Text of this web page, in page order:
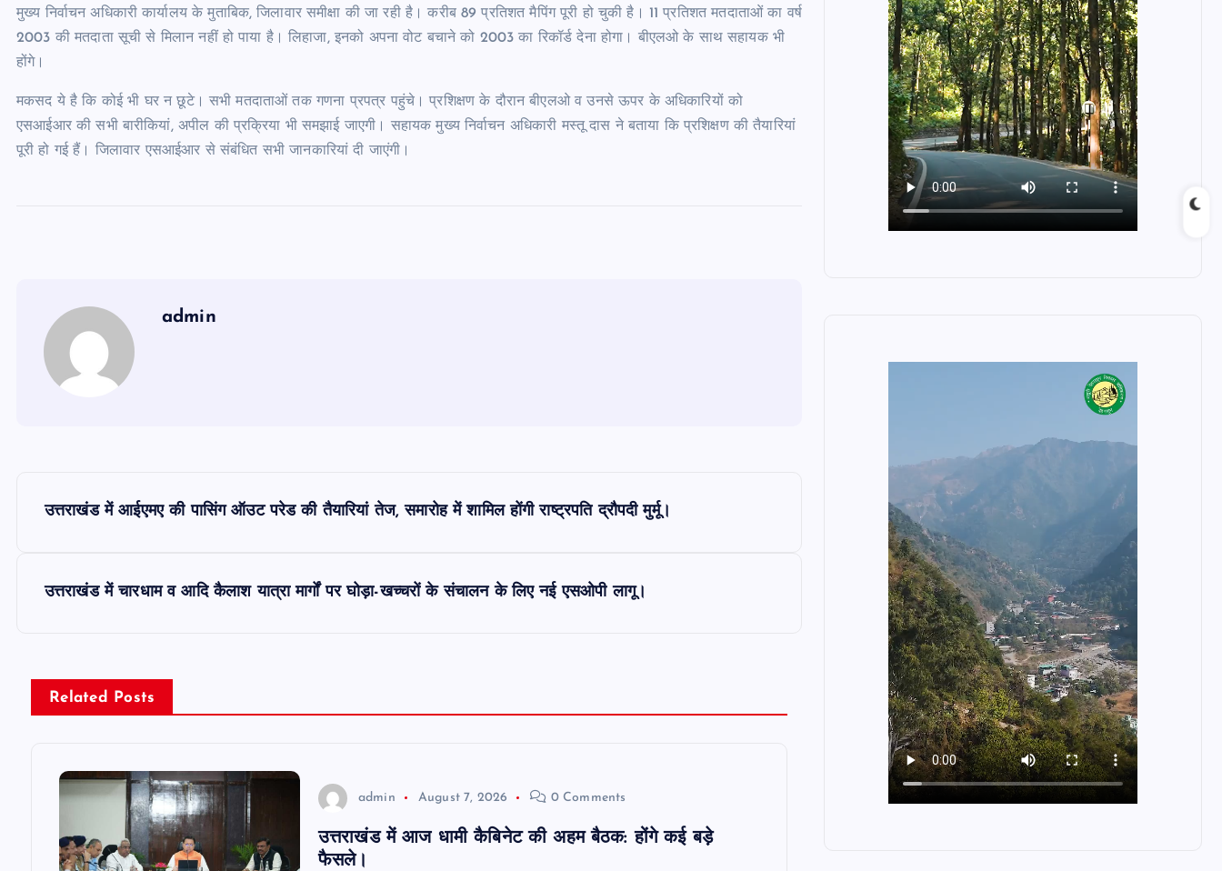
मुख्य निर्वाचन अधिकारी कार्यालय के मुताबिक, जिलावार समीक्षा की जा रही है। करीब 89 प्रतिशत मैपिंग पूरी हो चुकी है। 11 प्रतिशत मतदाताओं का वर्ष
2003 की मतदाता सूची से मिलान नहीं हो पाया है। लिहाजा, इनको अपना वोट बचाने को 2003 का रिकॉर्ड देना होगा। बीएलओ के साथ सहायक भी
होंगे।
मकसद ये है कि कोई भी घर न छूटे। सभी मतदाताओं तक गणना प्रपत्र पहुंचे। प्रशिक्षण के दौरान बीएलओ व उनसे ऊपर के अधिकारियों को
एसआईआर की सभी बारीकियां, अपील की प्रक्रिया भी समझाई जाएगी। सहायक मुख्य निर्वाचन अधिकारी मस्तू दास ने बताया कि प्रशिक्षण की तैयारियां
पूरी हो गई हैं। जिलावार एसआईआर से संबंधित सभी जानकारियां दी जाएंगी।
admin
उत्तराखंड में आईएमए की पासिंग ऑउट परेड की तैयारियां तेज, समारोह में शामिल होंगी राष्ट्रपति द्रौपदी मुर्मू।
उत्तराखंड में चारधाम व आदि कैलाश यात्रा मार्गों पर घोड़ा-खच्चरों के संचालन के लिए नई एसओपी लागू।
Related Posts
admin August 7, 2026 0 Comments
उत्तराखंड में आज धामी कैबिनेट की अहम बैठक: होंगे कई बड़े
फैसले।